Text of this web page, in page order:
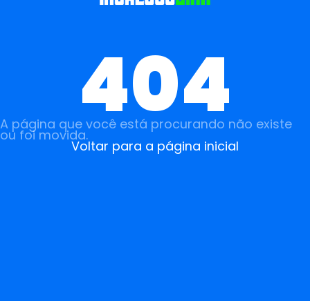
404
A página que você está procurando não existe
ou foi movida.
Voltar para a página inicial